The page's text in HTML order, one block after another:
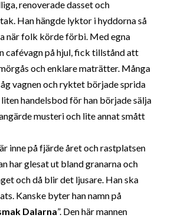
renoverade dasset och
Han hängde lyktor i hyddorna så
när folk körde förbi. Med egna
cafévagn på hjul, fick tillstånd att
och enklare maträtter. Många
vagnen och ryktet började sprida
handelsbod för han började sälja
musteri och lite annat smått
inne på fjärde året och rastplatsen
har glesat ut bland granarna och
och då blir det ljusare. Han ska
Kanske byter han namn på
Dalarna”. Den här mannen